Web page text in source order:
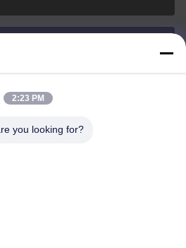
2:23 PM
you looking for?